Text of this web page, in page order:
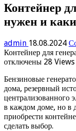
Контейнер
нужен и
admin 18.08.2024
Контейнер для
отключены 28 Views
Бензиновые
дома, резервный
централизованного
в каждом доме, но в
приобрести
сделать выбор.